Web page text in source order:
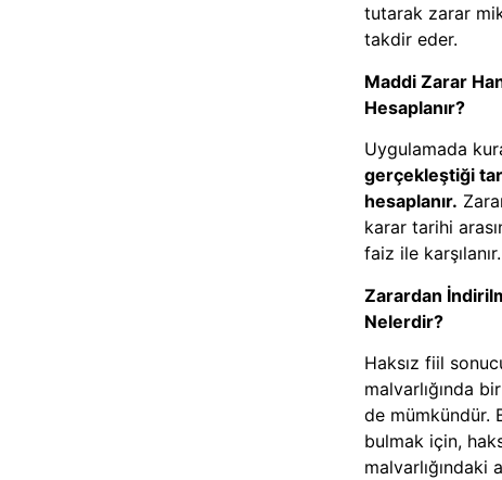
tutarak zarar
takdir eder.
Maddi Zarar
Hesaplanır?
Uygulamada
gerçekleştiği
hesaplanır.
karar tarihi
faiz ile karşılanır.
Zarardan
Nelerdir?
Haksız fiil
malvarlığında
de mümkündür.
bulmak için,
malvarlığındaki